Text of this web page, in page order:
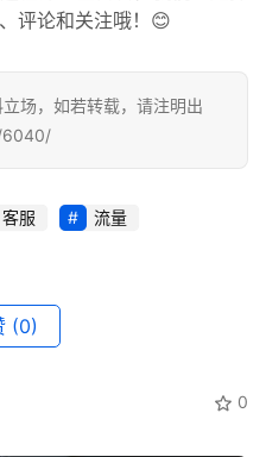
评论和关注哦！😊
场，如若转载，请注明出
6040/
客服
流量
(0)
0